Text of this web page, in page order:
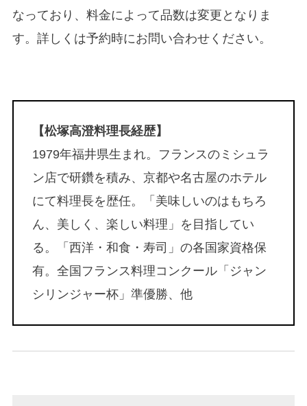
なっており、料金によって品数は変更となりま
す。詳しくは予約時にお問い合わせください。
【松塚高澄料理長経歴】
1979年福井県生まれ。フランスのミシュラ
ン店で研鑽を積み、京都や名古屋のホテル
にて料理長を歴任。「美味しいのはもちろ
ん、美しく、楽しい料理」を目指してい
る。「西洋・和食・寿司」の各国家資格保
有。全国フランス料理コンクール「ジャン
シリンジャー杯」準優勝、他